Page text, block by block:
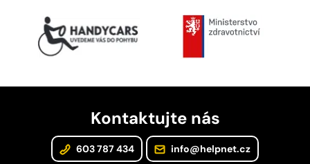
Kontaktujte nás
603 787 434 info@helpnet.cz